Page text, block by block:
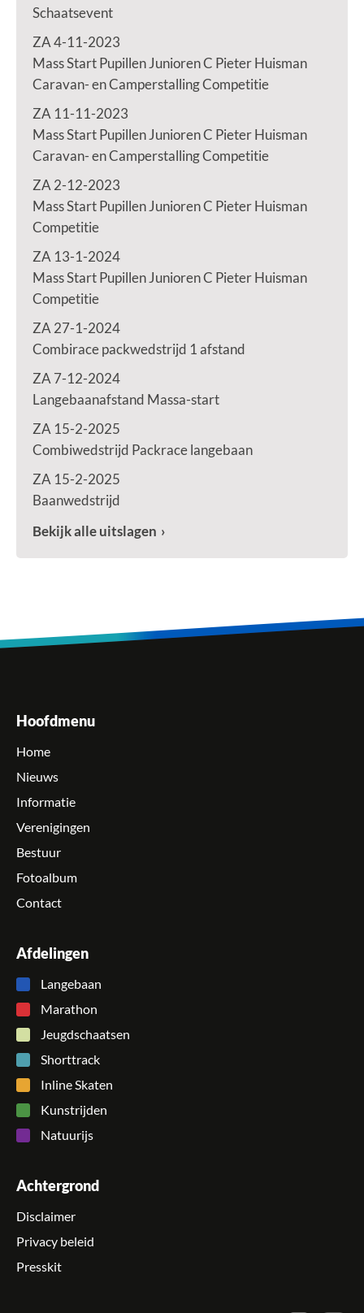
Schaatsevent
ZA 4-11-2023
Mass Start Pupillen Junioren C Pieter Huisman
Caravan- en Camperstalling Competitie
ZA 11-11-2023
Mass Start Pupillen Junioren C Pieter Huisman
Caravan- en Camperstalling Competitie
ZA 2-12-2023
Mass Start Pupillen Junioren C Pieter Huisman
Competitie
ZA 13-1-2024
Mass Start Pupillen Junioren C Pieter Huisman
Competitie
ZA 27-1-2024
Combirace packwedstrijd 1 afstand
ZA 7-12-2024
Langebaanafstand Massa-start
ZA 15-2-2025
Combiwedstrijd Packrace langebaan
ZA 15-2-2025
Baanwedstrijd
Bekijk alle uitslagen
Hoofdmenu
Home
Nieuws
Informatie
Verenigingen
Bestuur
Fotoalbum
Contact
Afdelingen
Langebaan
Marathon
Jeugdschaatsen
Shorttrack
Inline Skaten
Kunstrijden
Natuurijs
Achtergrond
Disclaimer
Privacy beleid
Presskit